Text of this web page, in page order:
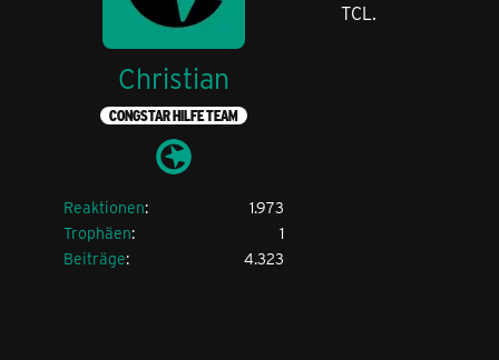
Christian
CONGSTAR HILFE TEAM
Reaktionen
1.973
Trophäen
1
Beiträge
4.323
TCL.